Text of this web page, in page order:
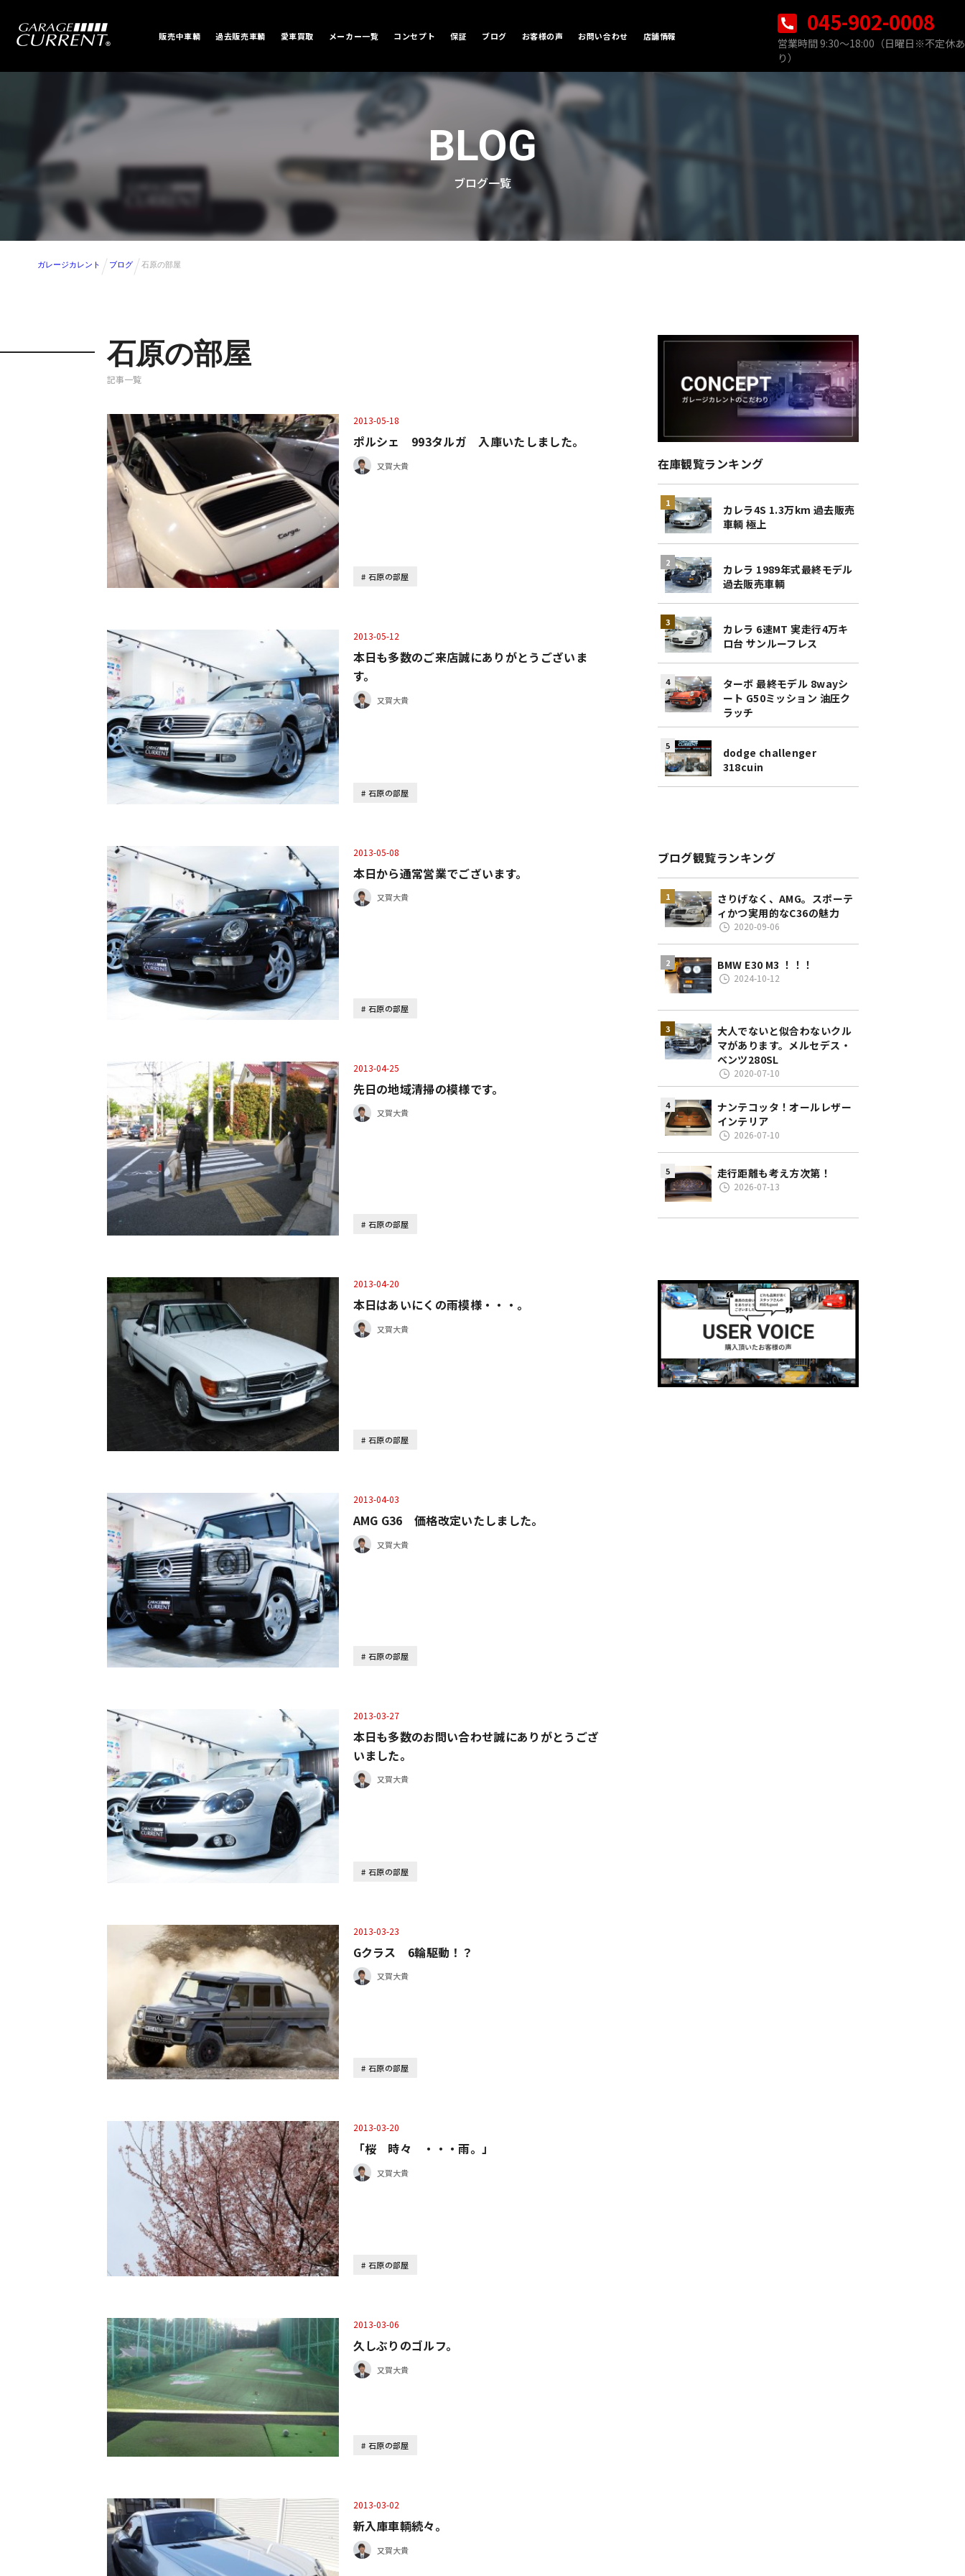
販売中車輌 過去販売車輌 愛車買取 メーカー一覧 コンセプト 保証 ブログ お客様の声 お問い合わせ 店舗情報 045-902-0008
営業時間 9:30〜18:00（日曜日※不定休あ
り）
BLOG
ブログ一覧
ガレージカレント ブログ 石原の部屋
石原の部屋
記事一覧
2013-05-18
ポルシェ 993タルガ 入庫いたしました。
又賀大貴
石原の部屋
2013-05-12
本日も多数のご来店誠にありがとうございま
す。
又賀大貴
石原の部屋
2013-05-08
本日から通常営業でございます。
又賀大貴
石原の部屋
2013-04-25
先日の地域清掃の模様です。
又賀大貴
石原の部屋
2013-04-20
本日はあいにくの雨模様・・・。
又賀大貴
石原の部屋
2013-04-03
AMG G36 価格改定いたしました。
又賀大貴
石原の部屋
2013-03-27
本日も多数のお問い合わせ誠にありがとうござ
いました。
又賀大貴
石原の部屋
2013-03-23
Gクラス 6輪駆動！？
又賀大貴
石原の部屋
2013-03-20
「桜 時々 ・・・雨。」
又賀大貴
石原の部屋
2013-03-06
久しぶりのゴルフ。
又賀大貴
石原の部屋
2013-03-02
新入庫車輌続々。
又賀大貴
在庫観覧ランキング
カレラ4S 1.3万km 過去販売
車輌 極上
カレラ 1989年式最終モデル
過去販売車輌
カレラ 6速MT 実走行4万キ
ロ台 サンルーフレス
ターボ 最終モデル 8wayシ
ート G50ミッション 油圧ク
ラッチ
dodge challenger
318cuin
ブログ観覧ランキング
さりげなく、AMG。スポーテ
ィかつ実用的なC36の魅力
2020-09-06
BMW E30 M3 ！！！
2024-10-12
大人でないと似合わないクル
マがあります。メルセデス・
ベンツ280SL
2020-07-10
ナンテコッタ！オールレザー
インテリア
2026-07-10
走行距離も考え方次第！
2026-07-13